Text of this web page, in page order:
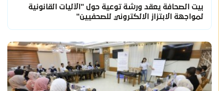
بيت الصحافة يعقد ورشة توعية حول "الآليات القانونية
لمواجهة الابتزاز الالكتروني للصحفيين"